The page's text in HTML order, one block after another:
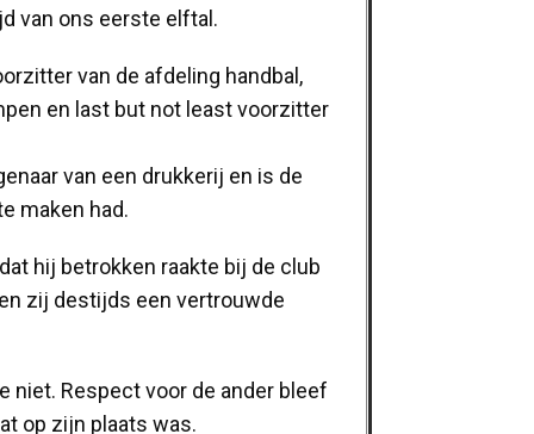
van ons eerste elftal.
van de afdeling handbal,
en last but not least voorzitter
van een drukkerij en is de
maken had.
hij betrokken raakte bij de club
zij destijds een vertrouwde
Respect voor de ander bleef
op zijn plaats was.